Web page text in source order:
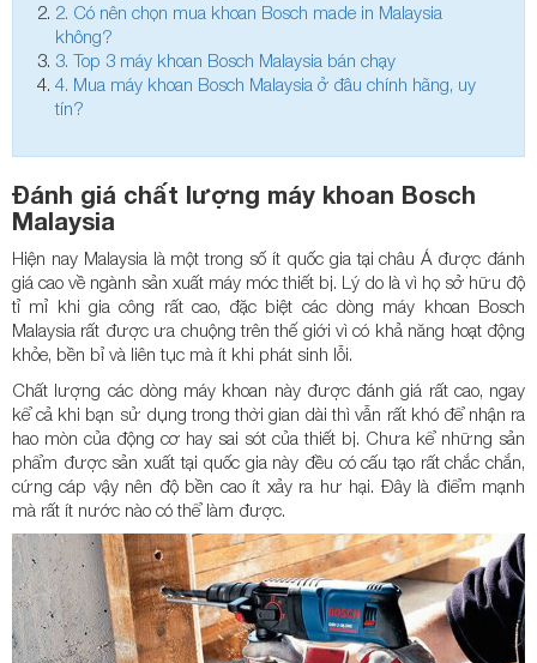
2. Có nên chọn mua khoan Bosch made in Malaysia
không?
3. Top 3 máy khoan Bosch Malaysia bán chạy
4. Mua máy khoan Bosch Malaysia ở đâu chính hãng, uy
tín?
Đánh giá chất lượng máy khoan Bosch
Malaysia
Hiện nay Malaysia là một trong số ít quốc gia tại châu Á được đánh
giá cao về ngành sản xuất máy móc thiết bị. Lý do là vì họ sở hữu độ
tỉ mỉ khi gia công rất cao, đặc biệt các dòng máy khoan Bosch
Malaysia rất được ưa chuộng trên thế giới vì có khả năng hoạt động
khỏe, bền bỉ và liên tục mà ít khi phát sinh lỗi.
Chất lượng các dòng máy khoan này được đánh giá rất cao, ngay
kể cả khi bạn sử dụng trong thời gian dài thì vẫn rất khó để nhận ra
hao mòn của động cơ hay sai sót của thiết bị. Chưa kể những sản
phẩm được sản xuất tại quốc gia này đều có cấu tạo rất chắc chắn,
cứng cáp vậy nên độ bền cao ít xảy ra hư hại. Đây là điểm mạnh
mà rất ít nước nào có thể làm được.